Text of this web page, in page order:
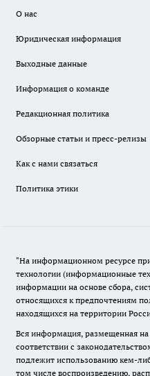
О нас
Юридическая информация
Выходные данные
Информация о команде
Редакционная политика
Обзорные статьи и пресс-релизы
Как с нами связаться
Политика этики
"На информационном ресурсе
технологии (информационные
информации на основе сбора,
относящихся к предпочтениям
находящихся на территории
Вся информация, размещенная на
соответствии с
подлежит использованию кем-
том числе воспроизведению,